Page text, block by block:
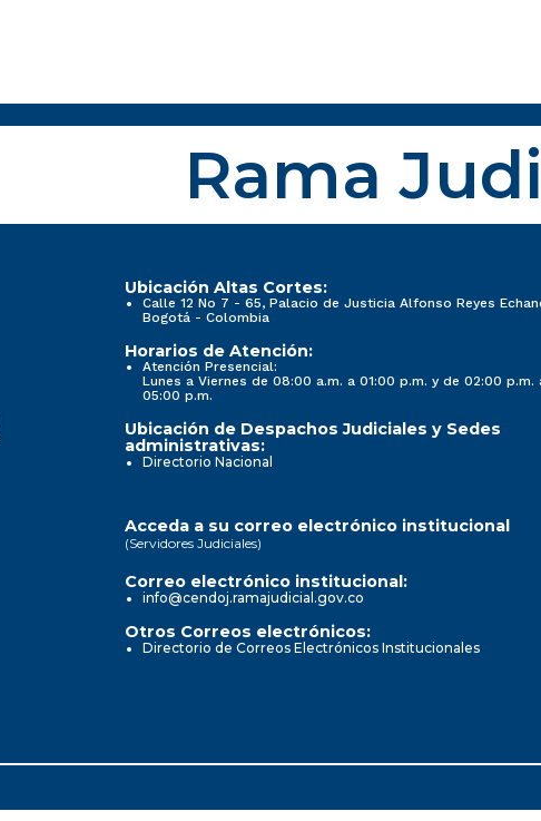
Rama
Ubicación Altas Cortes:
Calle 12 No 7 - 65, Palacio de Justicia Alfonso Reyes
Bogotá - Colombia
Horarios de Atención:
Atención Presencial:
Lunes a Viernes de 08:00 a.m. a 01:00 p.m. y de 02:00 p.m.
05:00 p.m.
Ubicación de Despachos Judiciales y Sedes
administrativas:
Directorio Nacional
Acceda a su correo electrónico institucional
(Servidores Judiciales)
Correo electrónico institucional:
info@cendoj.ramajudicial.gov.co
Otros Correos electrónicos:
Directorio de Correos Electrónicos Institucionales